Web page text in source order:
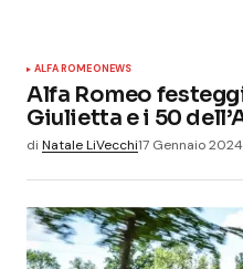
ALFA ROMEONEWS
Alfa Romeo
Giulietta e i 50
di Natale LiVecchi17 Gennaio 2024